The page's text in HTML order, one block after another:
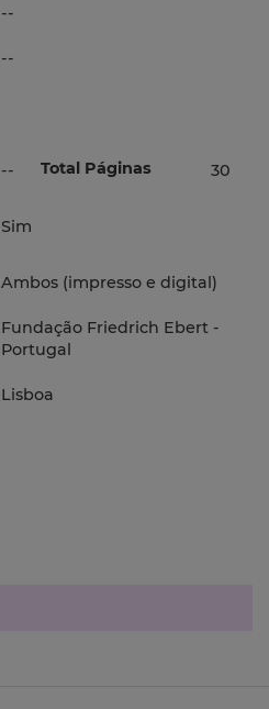
--
--
-- Total Páginas 30
Sim
Ambos (impresso e digital)
Fundação Friedrich Ebert -
Portugal
Lisboa